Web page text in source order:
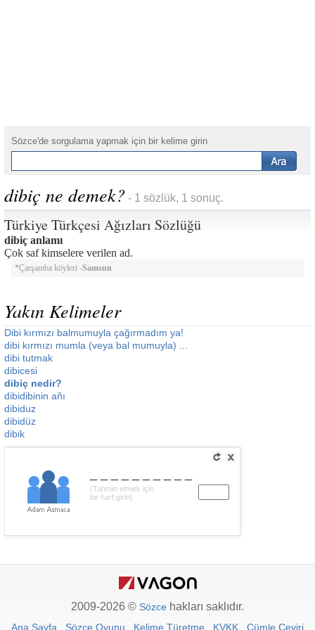
Sözce'de sorgulama yapmak için bir kelime girin
dibiç ne demek? - 1 sözlük, 1 sonuç.
Türkiye Türkçesi Ağızları Sözlüğü
dibiç anlamı
Çok saf kimselere verilen ad.
*Çarşamba köyleri -Samsun
Yakın Kelimeler
Dibi kırmızı balmumuyla çağırmadım ya!
dibi kırmızı mumla (veya bal mumuyla) ...
dibi tutmak
dibicesi
dibiç nedir?
dibidibinin añı
dibiduz
dibidüz
dibik
(Tahmin etmek için
bir harf girin)
2009-2026 © Sözce hakları saklıdır.
Ana Sayfa Sözce Oyunu Kelime Türetme KVKK Cümle Çeviri